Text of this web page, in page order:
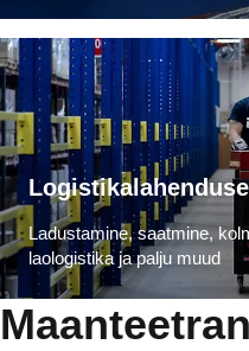
Ladustamine, saatmine,
laologistika ja palju muud